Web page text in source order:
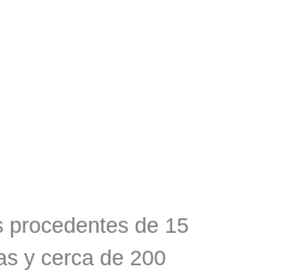
procedentes de 15
y cerca de 200